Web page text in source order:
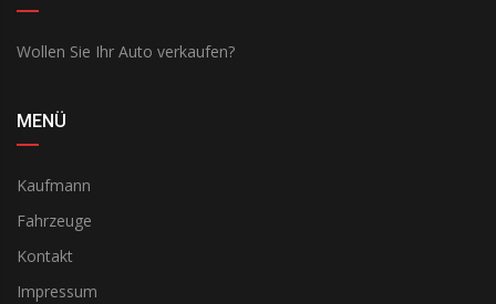
Wollen Sie Ihr Auto verkaufen?
MENÜ
Kaufmann
Fahrzeuge
Kontakt
Impressum